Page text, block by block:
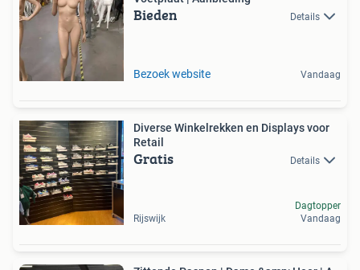
Bieden Details
Bezoek website Vandaag
Diverse Winkelrekken en Displays voor
Retail
Gratis Details
Rijswijk
Dagtopper
Vandaag